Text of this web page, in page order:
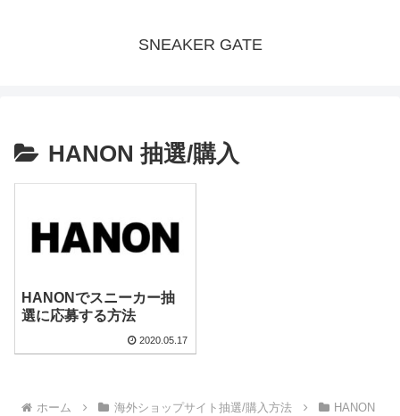
SNEAKER GATE
HANON 抽選/購入
HANONでスニーカー抽
選に応募する方法
2020.05.17
ホーム 海外ショップサイト抽選/購入方法
HANON